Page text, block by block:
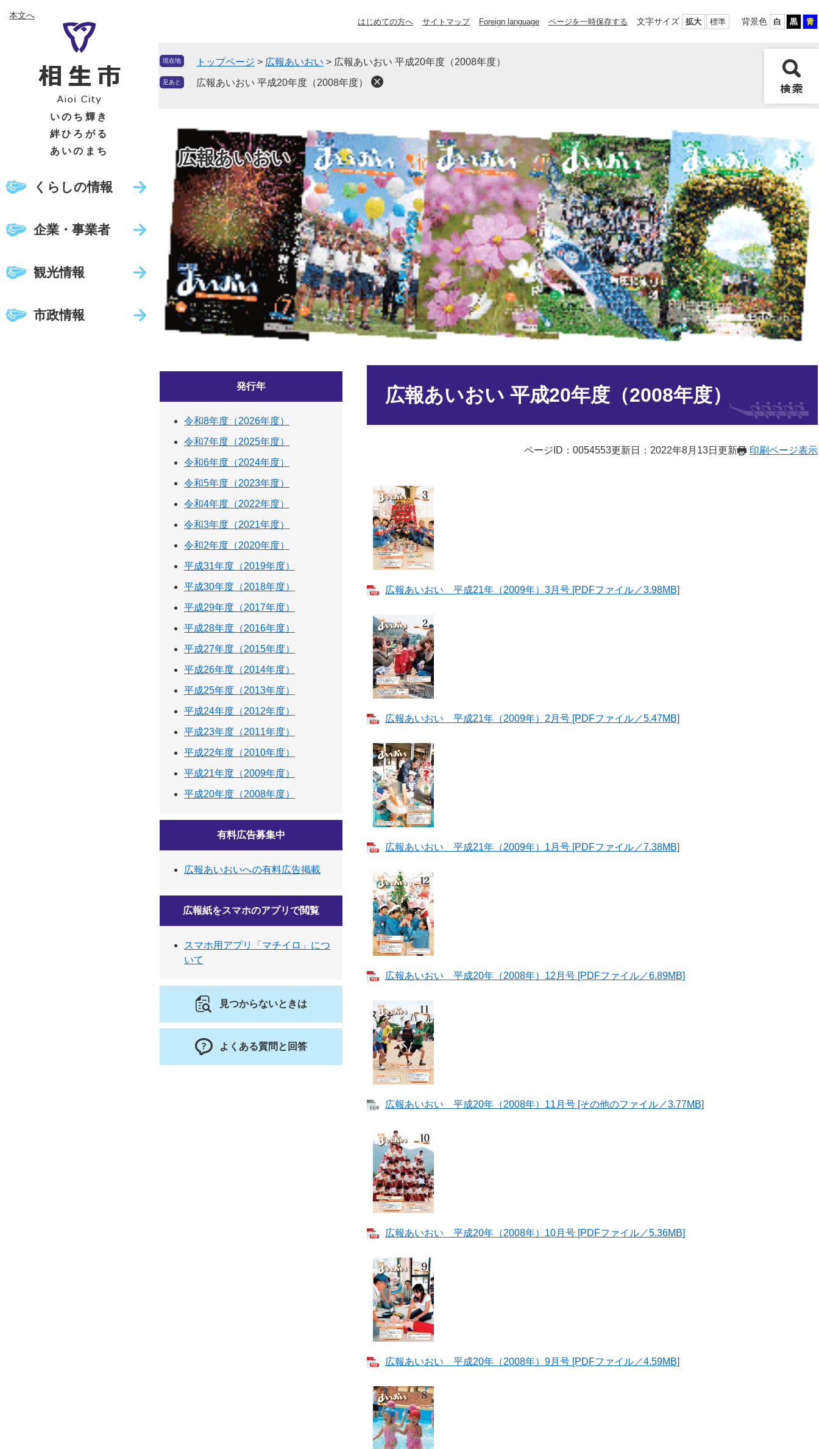
ー
ニ
本文へ
いのち輝き
絆ひろがる
あいのまち
くらしの情報
企業・事業者
観光情報
市政情報
はじめての方へ サイトマップ Foreign language ページを一時保存する 文字サイズ 拡大 標準 背景色 白 黒 青
現在地 トップページ > 広報あいおい > 広報あいおい 平成20年度（2008年度）
足あと 広報あいおい 平成20年度（2008年度）
広報あいおい
広報あいおい 平成20年度（2008年度）
ページID：0054553更新日：2022年8月13日更新 印刷ページ表示
広報あいおい 平成21年（2009年）3月号 [PDFファイル／3.98MB]
広報あいおい 平成21年（2009年）2月号 [PDFファイル／5.47MB]
広報あいおい 平成21年（2009年）1月号 [PDFファイル／7.38MB]
広報あいおい 平成20年（2008年）12月号 [PDFファイル／6.89MB]
広報あいおい 平成20年（2008年）11月号 [その他のファイル／3.77MB]
広報あいおい 平成20年（2008年）10月号 [PDFファイル／5.36MB]
広報あいおい 平成20年（2008年）9月号 [PDFファイル／4.59MB]
発行年
令和8年度（2026年度）
令和7年度（2025年度）
令和6年度（2024年度）
令和5年度（2023年度）
令和4年度（2022年度）
令和3年度（2021年度）
令和2年度（2020年度）
平成31年度（2019年度）
平成30年度（2018年度）
平成29年度（2017年度）
平成28年度（2016年度）
平成27年度（2015年度）
平成26年度（2014年度）
平成25年度（2013年度）
平成24年度（2012年度）
平成23年度（2011年度）
平成22年度（2010年度）
平成21年度（2009年度）
平成20年度（2008年度）
有料広告募集中
広報あいおいへの有料広告掲載
広報紙をスマホのアプリで閲覧
スマホ用アプリ「マチイロ」につ
いて
見つからないときは
よくある質問と回答